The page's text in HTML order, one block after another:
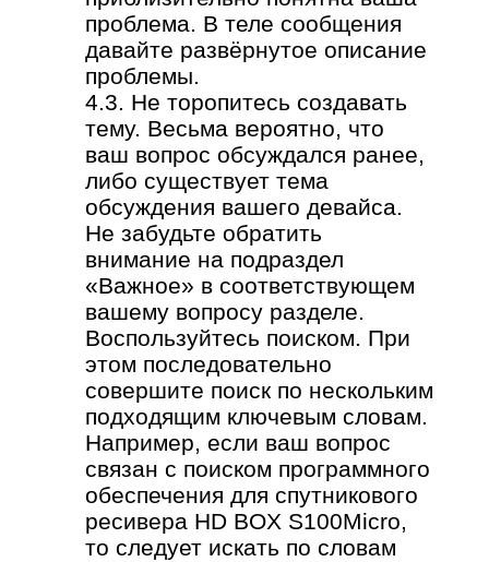
проблема. В теле сообщения
давайте развёрнутое описание
проблемы.
4.3. Не торопитесь создавать
тему. Весьма вероятно, что
ваш вопрос обсуждался ранее,
либо существует тема
обсуждения вашего девайса.
Не забудьте обратить
внимание на подраздел
«Важное» в соответствующем
вашему вопросу разделе.
Воспользуйтесь поиском. При
этом последовательно
совершите поиск по нескольким
подходящим ключевым словам.
Например, если ваш вопрос
связан с поиском программного
обеспечения для спутникового
ресивера HD BOX S100Micro,
то следует искать по словам